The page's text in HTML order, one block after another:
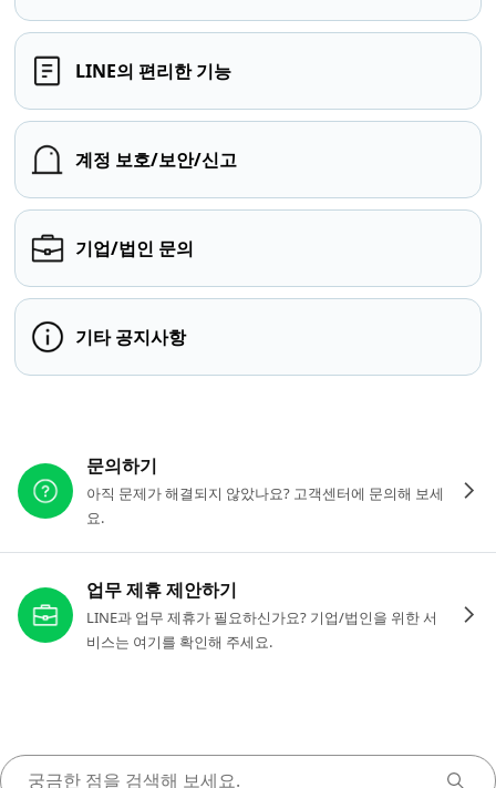
LINE의 편리한 기능
계정 보호/보안/신고
기업/법인 문의
기타 공지사항
문의하기
아직 문제가 해결되지 않았나요? 고객센터에 문의해 보세
요.
업무 제휴 제안하기
LINE과 업무 제휴가 필요하신가요? 기업/법인을 위한 서
비스는 여기를 확인해 주세요.